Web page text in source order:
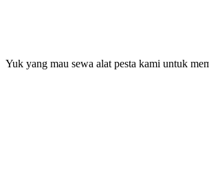
Yuk yang mau sewa alat pesta kami untuk